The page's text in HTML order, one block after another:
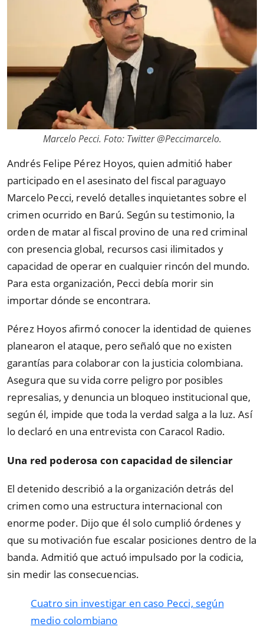
Marcelo Pecci. Foto: Twitter @Peccimarcelo.
Andrés Felipe Pérez Hoyos, quien admitió haber
participado en el asesinato del fiscal paraguayo
Marcelo Pecci, reveló detalles inquietantes sobre el
crimen ocurrido en Barú. Según su testimonio, la
orden de matar al fiscal provino de una red criminal
con presencia global, recursos casi ilimitados y
capacidad de operar en cualquier rincón del mundo.
Para esta organización, Pecci debía morir sin
importar dónde se encontrara.
Pérez Hoyos afirmó conocer la identidad de quienes
planearon el ataque, pero señaló que no existen
garantías para colaborar con la justicia colombiana.
Asegura que su vida corre peligro por posibles
represalias, y denuncia un bloqueo institucional que,
según él, impide que toda la verdad salga a la luz. Así
lo declaró en una entrevista con Caracol Radio.
Una red poderosa con capacidad de silenciar
El detenido describió a la organización detrás del
crimen como una estructura internacional con
enorme poder. Dijo que él solo cumplió órdenes y
que su motivación fue escalar posiciones dentro de la
banda. Admitió que actuó impulsado por la codicia,
sin medir las consecuencias.
Cuatro sin investigar en caso Pecci, según
medio colombiano